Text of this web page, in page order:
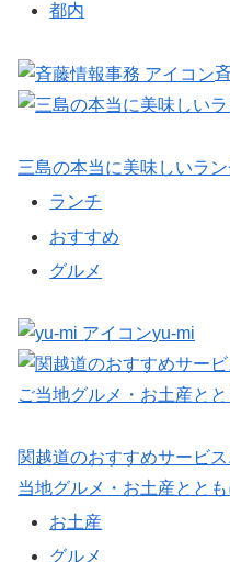
都内
三島の本当に美味しいラ
ランチ
おすすめ
グルメ
yu-mi
関越道のおすすめサービ
当地グルメ・お土産とと
お土産
グルメ